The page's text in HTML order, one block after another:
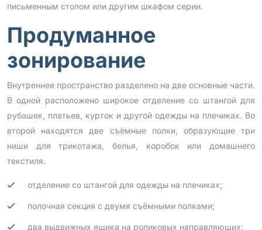
письменным столом или другим шкафом серии.
Продуманное
зонирование
Внутреннее пространство разделено на две основные части.
В одной расположено широкое отделение со штангой для
рубашек, платьев, курток и другой одежды на плечиках. Во
второй находятся две съёмные полки, образующие три
ниши для трикотажа, белья, коробок или домашнего
текстиля.
отделение со штангой для одежды на плечиках;
полочная секция с двумя съёмными полками;
два выдвижных ящика на роликовых направляющих;